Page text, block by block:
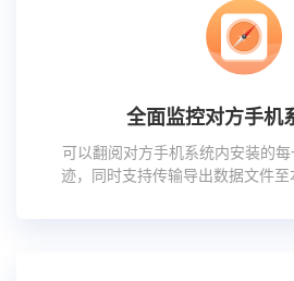
全面监控对方手机
可以翻阅对方手机系统内安装的
迹，同时支持传输导出数据文件至